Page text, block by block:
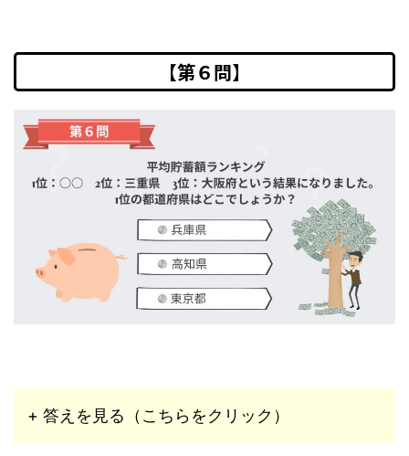
【第６問】
+ 答えを見る（こちらをクリック）